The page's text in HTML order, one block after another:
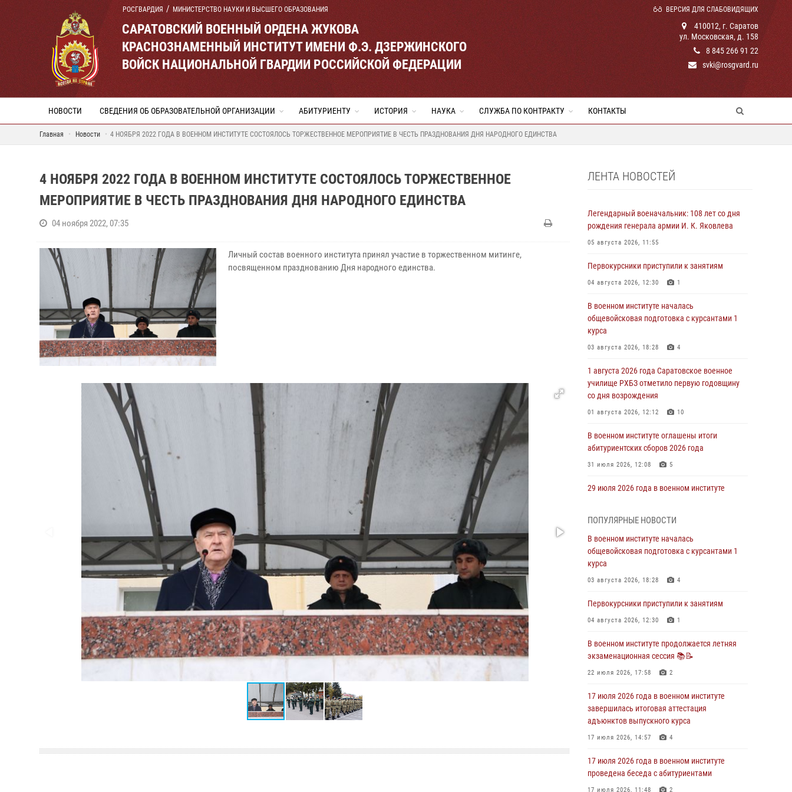
РОСГВАРДИЯ МИНИСТЕРСТВО НАУКИ И ВЫСШЕГО ОБРАЗОВАНИЯ ВЕРСИЯ ДЛЯ СЛАБОВИДЯЩИХ
САРАТОВСКИЙ ВОЕННЫЙ ОРДЕНА ЖУКОВА
КРАСНОЗНАМЕННЫЙ ИНСТИТУТ ИМЕНИ Ф.Э. ДЗЕРЖИНСКОГО
ВОЙСК НАЦИОНАЛЬНОЙ ГВАРДИИ РОССИЙСКОЙ ФЕДЕРАЦИИ
410012, г. Саратов
ул. Московская, д. 158
8 845 266 91 22
svki@rosgvard.ru
НОВОСТИ СВЕДЕНИЯ ОБ ОБРАЗОВАТЕЛЬНОЙ ОРГАНИЗАЦИИ АБИТУРИЕНТУ ИСТОРИЯ НАУКА СЛУЖБА ПО КОНТРАКТУ КОНТАКТЫ
Главная Новости 4 НОЯБРЯ 2022 ГОДА В ВОЕННОМ ИНСТИТУТЕ СОСТОЯЛОСЬ ТОРЖЕСТВЕННОЕ МЕРОПРИЯТИЕ В ЧЕСТЬ ПРАЗДНОВАНИЯ ДНЯ НАРОДНОГО ЕДИНСТВА
4 НОЯБРЯ 2022 ГОДА В ВОЕННОМ ИНСТИТУТЕ СОСТОЯЛОСЬ ТОРЖЕСТВЕННОЕ
МЕРОПРИЯТИЕ В ЧЕСТЬ ПРАЗДНОВАНИЯ ДНЯ НАРОДНОГО ЕДИНСТВА
04 ноября 2022, 07:35
Личный состав военного института принял участие в торжественном митинге,
посвященном празднованию Дня народного единства.
ЛЕНТА НОВОСТЕЙ
Легендарный военачальник: 108 лет со дня
рождения генерала армии И. К. Яковлева
05 августа 2026, 11:55
Первокурсники приступили к занятиям
04 августа 2026, 12:30 1
В военном институте началась
общевойсковая подготовка с курсантами 1
курса
03 августа 2026, 18:28 4
1 августа 2026 года Саратовское военное
училище РХБЗ отметило первую годовщину
со дня возрождения
01 августа 2026, 12:12 10
В военном институте оглашены итоги
абитуриентских сборов 2026 года
31 июля 2026, 12:08 5
29 июля 2026 года в военном институте
29 июля 2026 года курсанты военного
института успешно сдали экзамен по
вождению
28 июля 2026 года в военном институте
молебен
28 июля 2026, 13:39 7
экзаменационная сессия
28 июля 2026, 10:41 1
27 июля 2026 года в военном институте
27 июля 2026, 10:45 4
ПОПУЛЯРНЫЕ НОВОСТИ
В военном институте началась
общевойсковая подготовка с курсантами 1
курса
03 августа 2026, 18:28 4
Первокурсники приступили к занятиям
04 августа 2026, 12:30 1
В военном институте продолжается летняя
экзаменационная сессия 📚📝
22 июля 2026, 17:58 2
17 июля 2026 года в военном институте
завершилась итоговая аттестация
адъюнктов выпускного курса
17 июля 2026, 14:57 4
17 июля 2026 года в военном институте
проведена беседа с абитуриентами
17 июля 2026, 11:48 2